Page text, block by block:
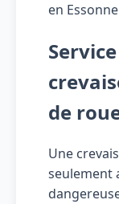
en
de
Une
seulement